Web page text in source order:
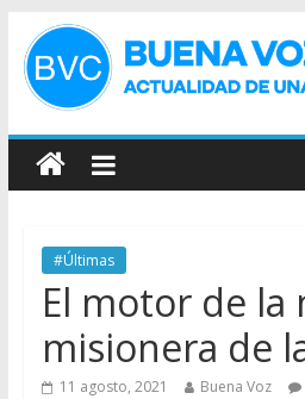
#Últimas
El motor de la
misionera de
11 agosto, 2021 Buena Voz